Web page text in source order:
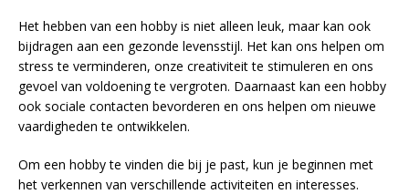
Het hebben van een hobby is niet alleen leuk, maar kan ook
bijdragen aan een gezonde levensstijl. Het kan ons helpen om
stress te verminderen, onze creativiteit te stimuleren en ons
gevoel van voldoening te vergroten. Daarnaast kan een hobby
ook sociale contacten bevorderen en ons helpen om nieuwe
vaardigheden te ontwikkelen.
Om een hobby te vinden die bij je past, kun je beginnen met
het verkennen van verschillende activiteiten en interesses.